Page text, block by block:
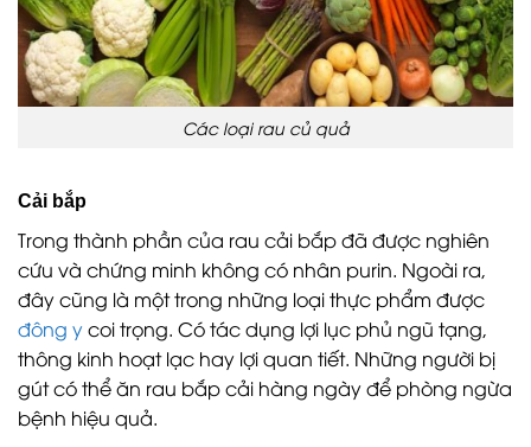
Các loại rau củ quả
Cải bắp
Trong thành phần của rau cải bắp đã được nghiên
cứu và chứng minh không có nhân purin. Ngoài ra,
đây cũng là một trong những loại thực phẩm được
đông ycoi trọng. Có tác dụng lợi lục phủ ngũ tạng,
thông kinh hoạt lạc hay lợi quan tiết. Những người bị
gút có thể ăn rau bắp cải hàng ngày để phòng ngừa
bệnh hiệu quả.